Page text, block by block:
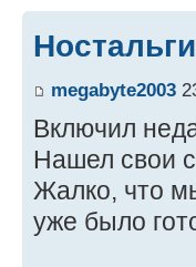
megabyte2003
Включил
Нашел свои
Жалко, что
уже было